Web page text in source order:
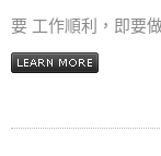
要 工作順利，即要